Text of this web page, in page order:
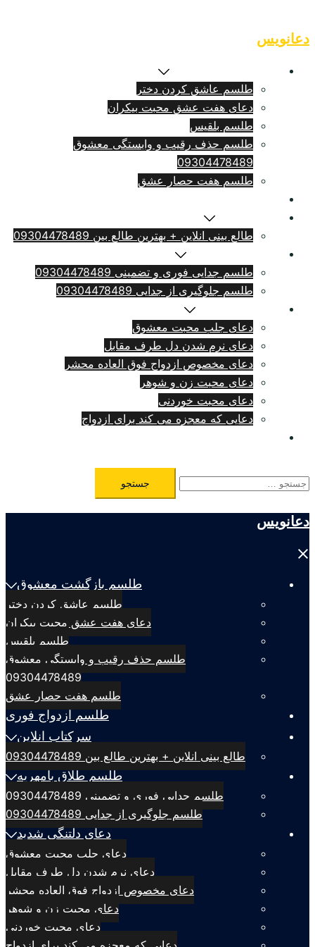
to
content
دعانویس
طلسم عاشق کردن دختر
دعای هفت عشق محبت بیکران
طلسم بلقيس
طلسم حذف رقیب و وابستگی معشوق
09304478489
طلسم هفت حصار عشق
طالع بینی انلاین + بهترین طالع بین 09304478489
طلسم جدایی فوری و تضمینی 09304478489
طلسم جلوگیری از جدایی 09304478489
دعای جلب محبت معشوق
دعای نرم شدن دل طرف مقابل
دعای مخصوص ازدواج فوق العاده محشر
دعای محبت زن و شوهر
دعای محبت خوردنی
دعایی که معجزه می کند برای ازدواج
جستجو
برای:
دعانویس
Close
طلسم بازگشت معشوق
طلسم عاشق کردن دختر
دعای هفت عشق محبت بیکران
طلسم بلقيس
طلسم حذف رقیب و وابستگی معشوق
09304478489
طلسم هفت حصار عشق
طلسم ازدواج فوری
سرکتاب انلاین
طالع بینی انلاین + بهترین طالع بین 09304478489
طلسم طلاق بامهریه
طلسم جدایی فوری و تضمینی 09304478489
طلسم جلوگیری از جدایی 09304478489
دعای دلتنگی شدید
دعای جلب محبت معشوق
دعای نرم شدن دل طرف مقابل
دعای مخصوص ازدواج فوق العاده محشر
دعای محبت زن و شوهر
دعای محبت خوردنی